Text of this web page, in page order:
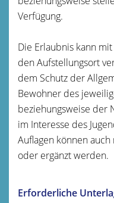
Verfügung.
Die Erlaubnis kann
den Aufstellungsort
dem Schutz der
Bewohner des
beziehungsweise der
im Interesse des
Auflagen können
oder ergänzt werden.
Erforderliche